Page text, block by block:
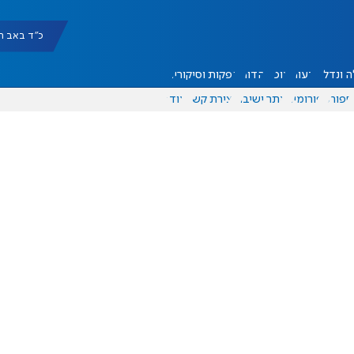
כ"ד באב תשפ"ו
ונדל"ן דעות אוכל יהדות הפקות וסיקורים
ספורט פורומים אתר ישיבה יצירת קשר עוד